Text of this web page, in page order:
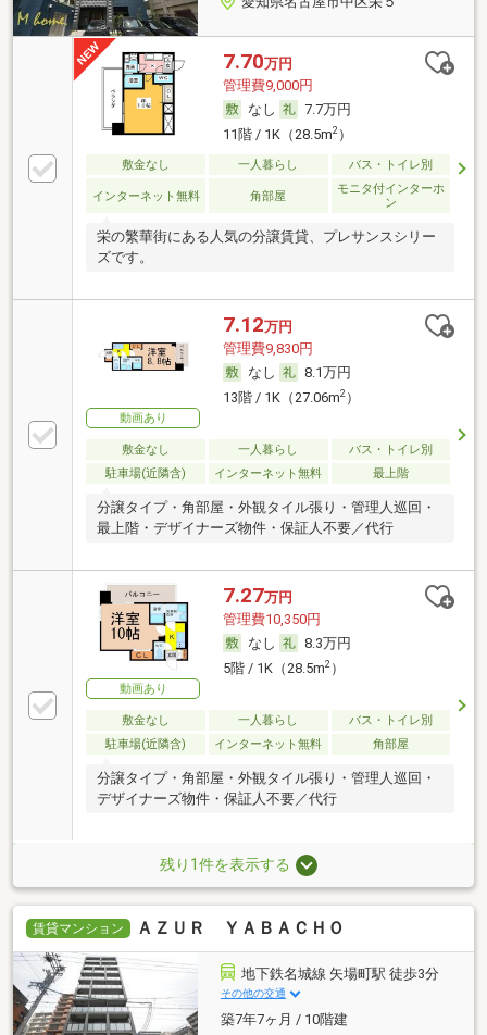
7.70万円
管理費9,000円
なし
7.7万円
11階 / 1K（28.5m2）
敷金なし 一人暮らし バス・トイレ別
インターネット無料 角部屋
モニタ付インターホ
ン
栄の繁華街にある人気の分譲賃貸、プレサンスシリー
ズです。
動画あり
7.12万円
管理費9,830円
なし
8.1万円
13階 / 1K（27.06m2）
敷金なし 一人暮らし
バス・トイレ別
駐車場(近隣含)
インターネット無料 最上階
分譲タイプ・角部屋・外観タイル張り・管理人巡回・
最上階・デザイナーズ物件・保証人不要／代行
動画あり
7.27万円
管理費10,350円
なし
8.3万円
5階 / 1K（28.5m2）
敷金なし 一人暮らし
バス・トイレ別
駐車場(近隣含)
インターネット無料 角部屋
分譲タイプ・角部屋・外観タイル張り・管理人巡回・
デザイナーズ物件・保証人不要／代行
残り1件を表示する
賃貸マンション ＡＺＵＲ ＹＡＢＡＣＨＯ
地下鉄名城線 矢場町駅 徒歩3分
その他の交通
築7年7ヶ月 / 10階建